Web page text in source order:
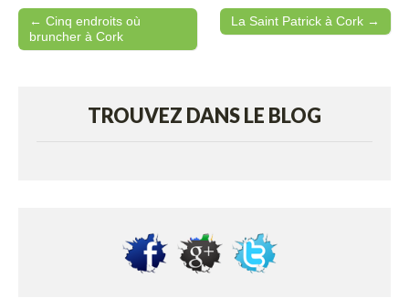
Post navigation
← Cinq endroits où
bruncher à Cork
La Saint Patrick à Cork →
TROUVEZ DANS LE BLOG